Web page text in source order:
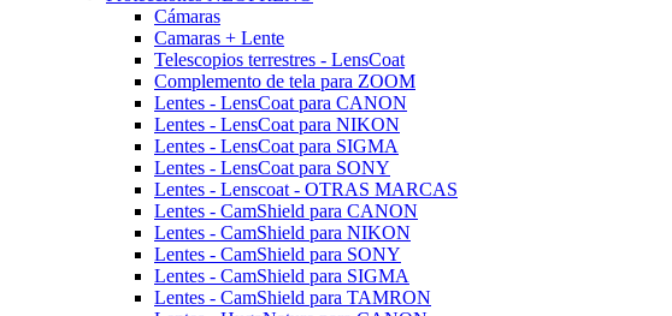
Cámaras
Camaras + Lente
Telescopios terrestres - LensCoat
Complemento de tela para ZOOM
Lentes - LensCoat para CANON
Lentes - LensCoat para NIKON
Lentes - LensCoat para SIGMA
Lentes - LensCoat para SONY
Lentes - Lenscoat - OTRAS MARCAS
Lentes - CamShield para CANON
Lentes - CamShield para NIKON
Lentes - CamShield para SONY
Lentes - CamShield para SIGMA
Lentes - CamShield para TAMRON